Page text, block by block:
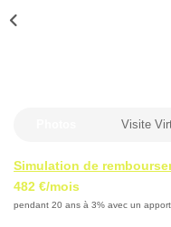
Simulation de
482 €/mois
pendant 20 ans à 3% avec un
Visite